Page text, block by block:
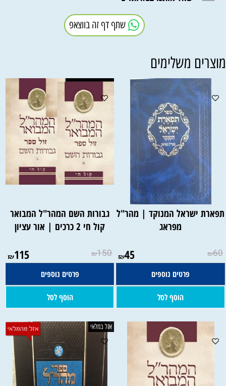
שתף דף זה בווצאפ
משלימים
ישראל המנוקד | מהר"ל
מפראג
₪60
₪45
פרטים נוספים
הוסף לסל
גבורות השם המהר"ל המבואר
קול חי 2 כרכים | אור עציון
₪150
₪115
פרטים נוספים
הוסף לסל
אזל במלאי